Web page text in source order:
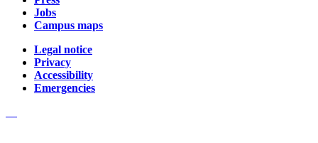
Jobs
Campus maps
Legal notice
Privacy
Accessibility
Emergencies